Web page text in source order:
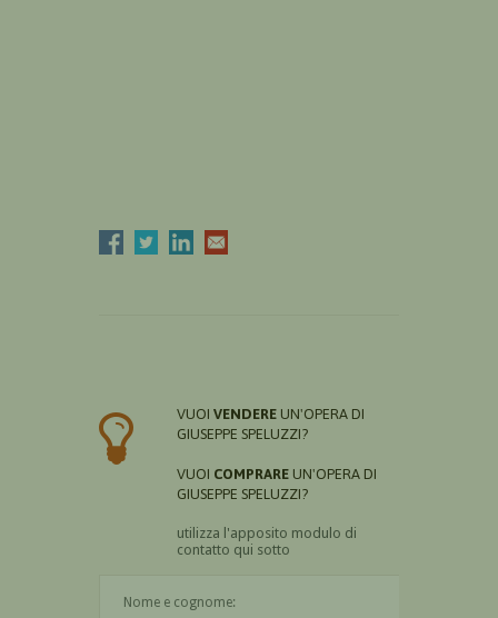
VUOI VENDERE UN'OPERA DI
GIUSEPPE SPELUZZI?
VUOI COMPRARE UN'OPERA DI
GIUSEPPE SPELUZZI?
utilizza l'apposito modulo di
contatto qui sotto